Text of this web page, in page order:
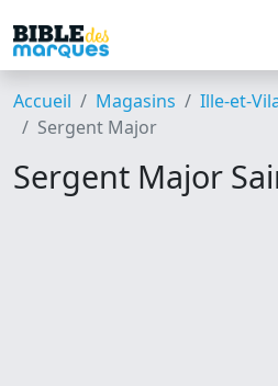
Accueil Magasins Ille-et-
Sergent Major
Sergent Major